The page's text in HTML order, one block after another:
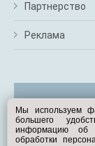
Партнерство
Реклама
Мы используем
большего
информацию об
обработки